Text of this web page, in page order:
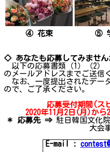
④ 花束 ⑤
◇ あなたも応募してみません
以下の応募書類（1）（2）
のメールアドレスまでご送信
なお、一度提出されたデー
ので、ご了承ください。
応募受付期間(ス
2020年11月2日(月)か
＊ 応募先 ⇒ 駐日韓国文化
大会
E-mail :